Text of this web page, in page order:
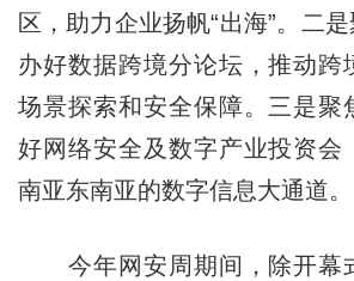
区，助力企业扬帆“出海”。二
办好数据跨境分论坛，推动跨
场景探索和安全保障。三是聚
好网络安全及数字产业投资会
南亚东南亚的数字信息大通道。
今年网安周期间，除开幕